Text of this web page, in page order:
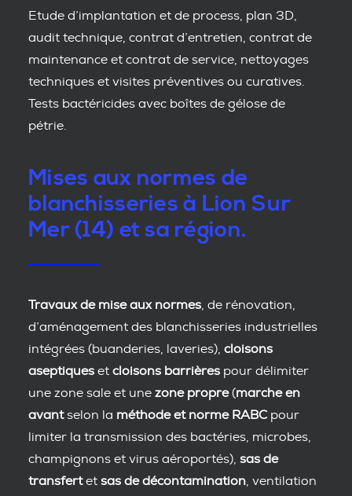
Etude d’implantation et de process, plan 3D,
audit technique, contrat d’entretien, contrat de
maintenance et contrat de service, nettoyages
techniques et visites préventives ou curatives.
Tests bactéricides avec boîtes de gélose de
pétrie.
Mises aux normes de
blanchisseries à Lion Sur
Mer (14) et sa région.
Travaux de mise aux normes , de rénovation,
d’aménagement des blanchisseries industrielles
intégrées (buanderies, laveries), cloisons
aseptiques et cloisons barrières pour délimiter
une zone sale et une zone propre(marche en
avantselon la méthode et norme RABCpour
limiter la transmission des bactéries, microbes,
champignons et virus aéroportés), sas de
transfertet sas de décontamination , ventilation